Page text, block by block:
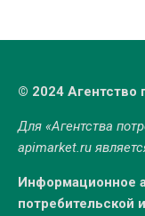
© 2024 Агентство
Для «Агентства
apimarket.ru
Информационное
потребительской